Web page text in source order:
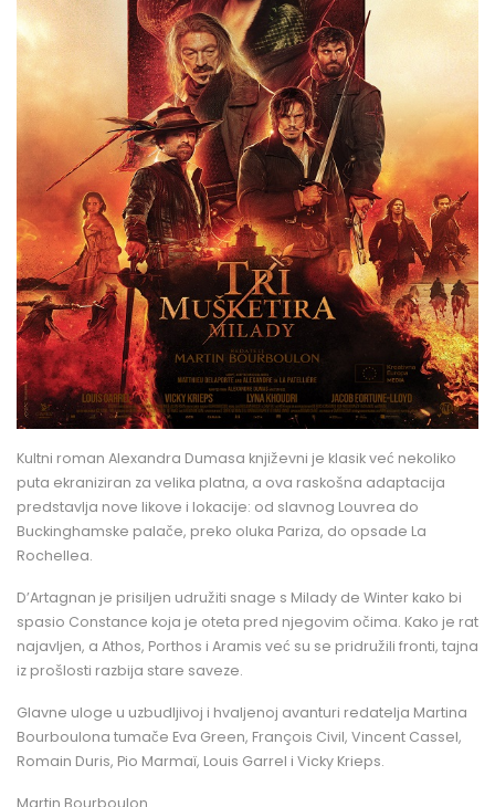
Kultni roman Alexandra Dumasa književni je klasik već nekoliko
puta ekraniziran za velika platna, a ova raskošna adaptacija
predstavlja nove likove i lokacije: od slavnog Louvrea do
Buckinghamske palače, preko oluka Pariza, do opsade La
Rochellea.
D’Artagnan je prisiljen udružiti snage s Milady de Winter kako bi
spasio Constance koja je oteta pred njegovim očima. Kako je rat
najavljen, a Athos, Porthos i Aramis već su se pridružili fronti, tajna
iz prošlosti razbija stare saveze.
Glavne uloge u uzbudljivoj i hvaljenoj avanturi redatelja Martina
Bourboulona tumače Eva Green, François Civil, Vincent Cassel,
Romain Duris, Pio Marmaï, Louis Garrel i Vicky Krieps.